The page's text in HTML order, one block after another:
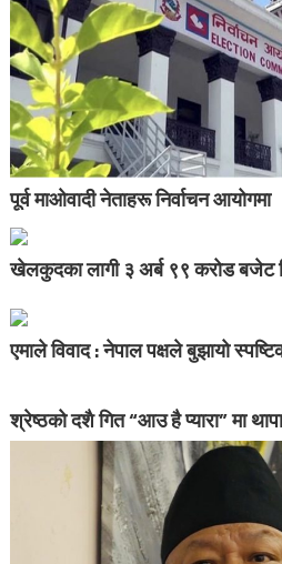
पूर्व माओवादी नेताहरू निर्वाचन आयोगमा
खेलकुदका लागी ३ अर्ब ९९ करोड बजेट
एमाले विवाद : नेपाल पक्षले बुझायो
श्रेष्ठको दशै गित “आउ है प्यारा” मा